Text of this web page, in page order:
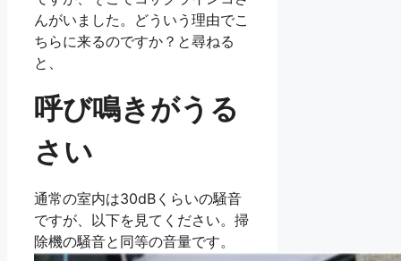
んがいました。どういう理由でこ
ちらに来るのですか？と尋ねる
と、
呼び鳴きがうる
さい
通常の室内は30dBくらいの騒音
ですが、以下を見てください。掃
除機の騒音と同等の音量です。